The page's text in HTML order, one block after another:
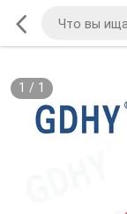
1 / 1